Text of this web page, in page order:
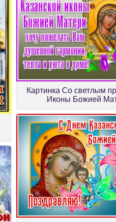
Картинка Со светлым
Иконы Божией